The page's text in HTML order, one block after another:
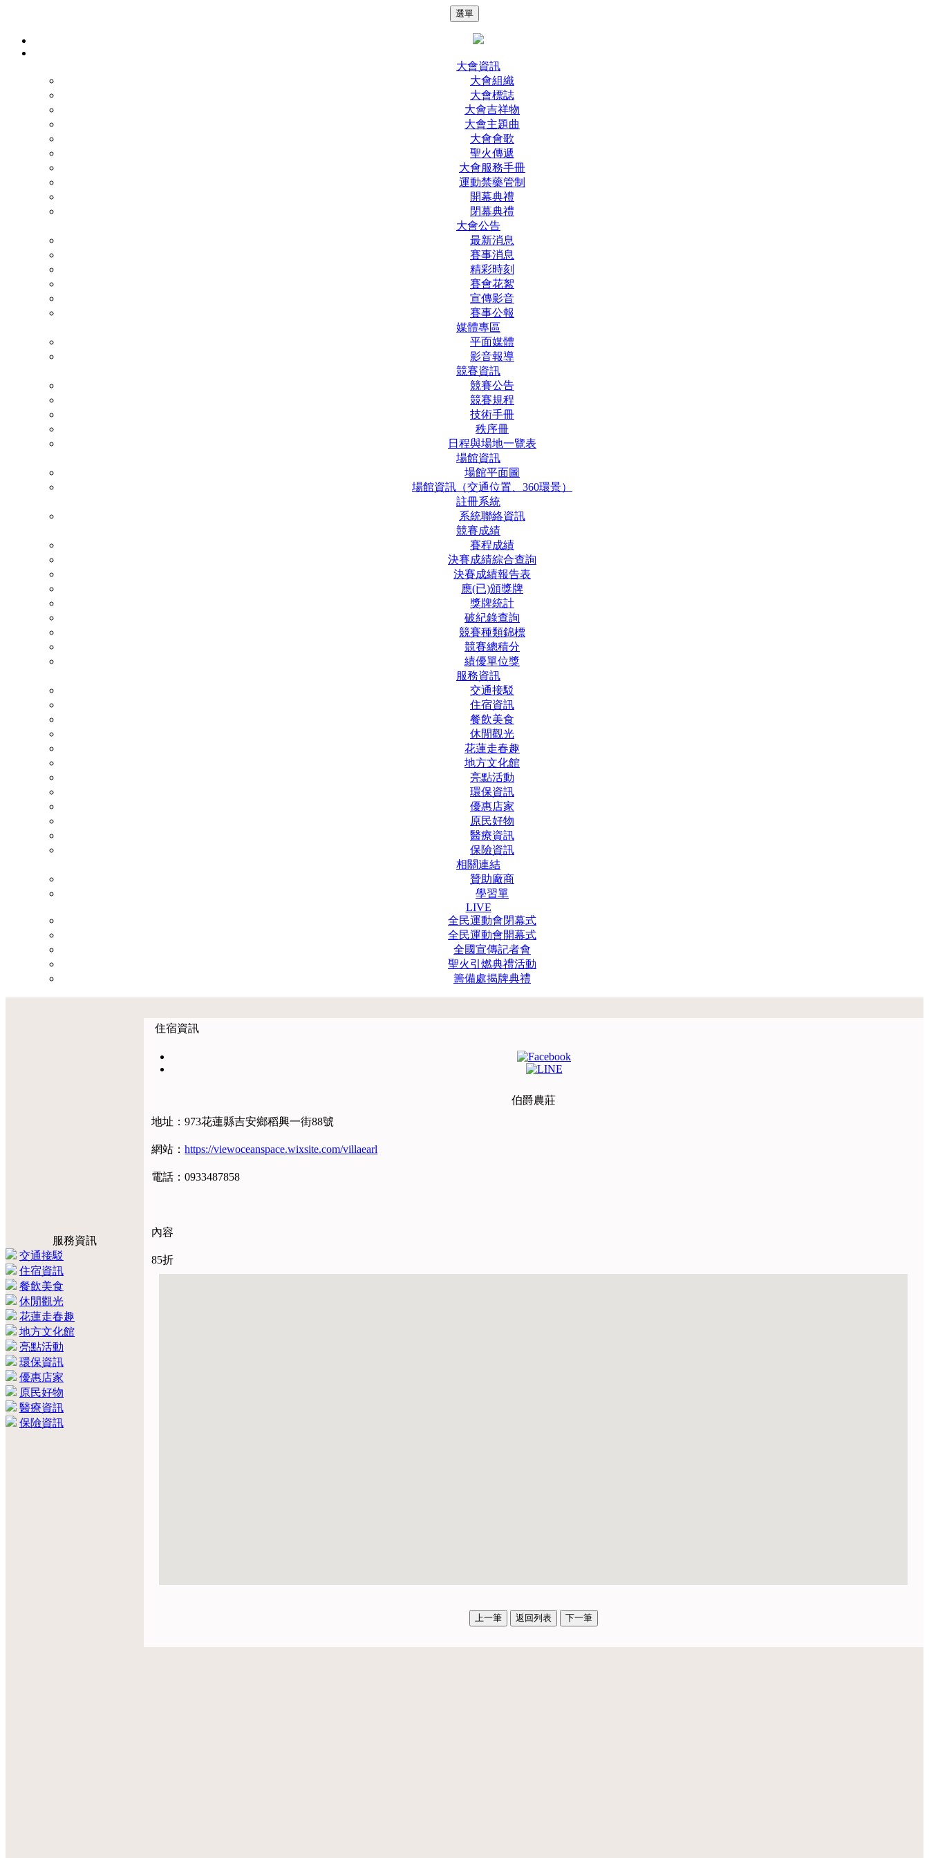
選單
大會資訊
大會組織
大會標誌
大會吉祥物
大會主題曲
大會會歌
聖火傳遞
大會服務手冊
運動禁藥管制
開幕典禮
閉幕典禮
大會公告
最新消息
賽事消息
精彩時刻
賽會花絮
宣傳影音
賽事公報
媒體專區
平面媒體
影音報導
競賽資訊
競賽公告
競賽規程
技術手冊
秩序冊
日程與場地一覽表
場館資訊
場館平面圖
場館資訊（交通位置、360環景）
註冊系統
系統聯絡資訊
競賽成績
賽程成績
決賽成績綜合查詢
決賽成績報告表
應(已)頒獎牌
獎牌統計
破紀錄查詢
競賽種類錦標
競賽總積分
績優單位獎
服務資訊
交通接駁
住宿資訊
餐飲美食
休閒觀光
花蓮走春趣
地方文化館
亮點活動
環保資訊
優惠店家
原民好物
醫療資訊
保險資訊
相關連結
贊助廠商
學習單
LIVE
全民運動會閉幕式
全民運動會開幕式
全國宣傳記者會
聖火引燃典禮活動
籌備處揭牌典禮
服務資訊
交通接駁
住宿資訊
餐飲美食
休閒觀光
花蓮走春趣
地方文化館
亮點活動
環保資訊
優惠店家
原民好物
醫療資訊
保險資訊
住宿資訊
伯爵農莊
地址：973花蓮縣吉安鄉稻興一街88號
網站：https://viewoceanspace.wixsite.com/villaearl
電話：0933487858
內容
85折